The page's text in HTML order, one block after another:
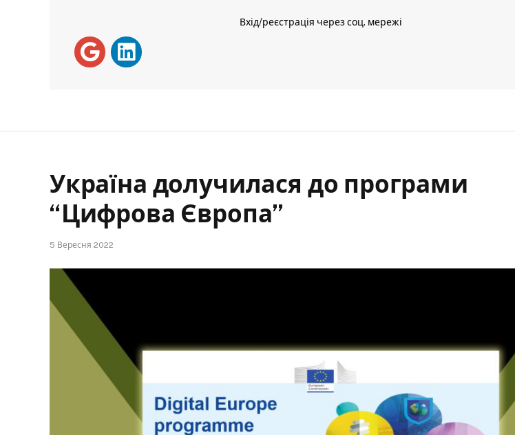
Вхід/реєстрація через соц. мережі
Україна долучилася до програми
“Цифрова Європа”
5 Вересня 2022